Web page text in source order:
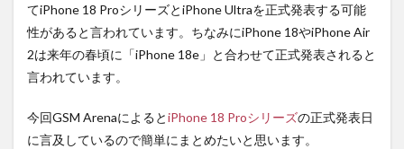
てiPhone 18 ProシリーズとiPhone Ultraを正式発表する可能
性があると言われています。ちなみにiPhone 18やiPhone Air
2は来年の春頃に「iPhone 18e」と合わせて正式発表されると
言われています。
今回GSM ArenaによるとiPhone 18 Proシリーズの正式発表日
に言及しているので簡単にまとめたいと思います。